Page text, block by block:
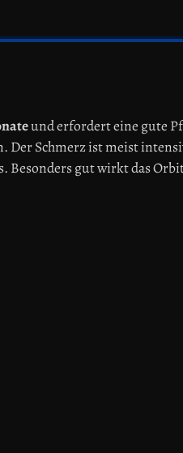
und erfordert eine gute
Der Schmerz ist meist
Besonders gut wirkt das